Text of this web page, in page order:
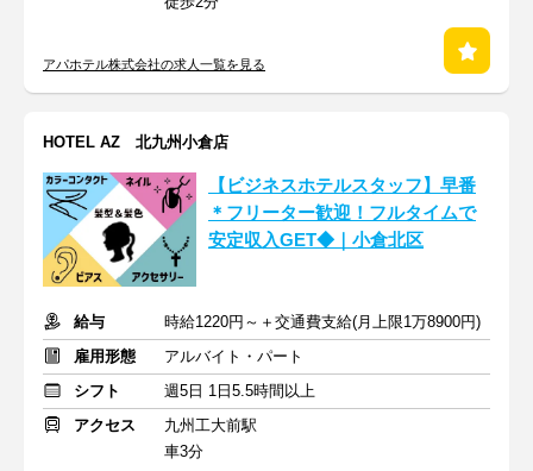
アパホテル株式会社の求人一覧を見る
HOTEL AZ 北九州小倉店
【ビジネスホテルスタッフ】早番
＊フリーター歓迎！フルタイムで
安定収入GET◆｜小倉北区
給与
時給1220円～＋交通費支給(月上限1万8900円)
雇用形態
アルバイト・パート
シフト
週5日 1日5.5時間以上
アクセス
九州工大前駅
車3分